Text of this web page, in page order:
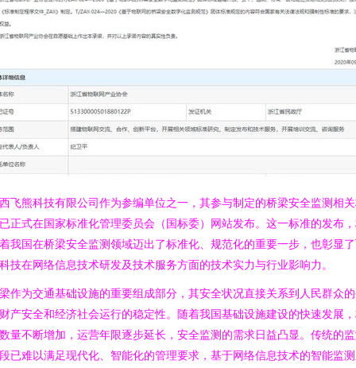
飞熊科技有限公司作为参编单位之一，其参与制定的桥梁安全监测相
正式在国家标准化管理委员会（国标委）网站发布。这一标准的发布
我国在桥梁安全监测领域迈出了标准化、规范化的重要一步，也彰显
技在网络信息技术研发及技术服务方面的技术实力与行业影响力。
作为交通基础设施的重要组成部分，其安全状况直接关系到人民群众
产安全和经济社会运行的稳定性。随着我国基础设施建设的快速发展
量不断增加，运营年限逐步延长，安全监测的需求日益凸显。传统的
已难以满足现代化、智能化的管理要求，基于网络信息技术的智能监